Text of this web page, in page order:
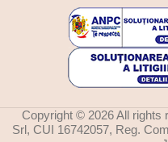
Copyright © 2026 All rights
Srl, CUI 16742057, Reg.